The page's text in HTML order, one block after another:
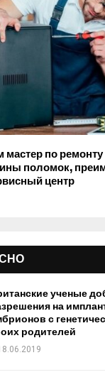
мастер по
поломок,
центр
ученые
на
с
родителей